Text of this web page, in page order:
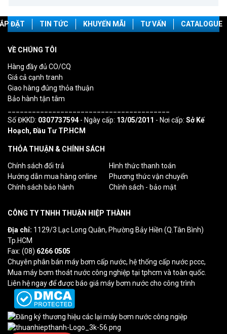
ĐẶT TIN TỨC KHUYẾN MÃI TƯ VẤN CATALOGUE
VỀ CHÚNG TÔI
Hàng đầy đủ CO/CQ
Giá cả cạnh tranh
Giao hàng đúng thỏa thuận
Bảo hành tận tâm
Số ĐKKD: 0307737594- Ngày cấp: 13/05/2011 - Nơi cấp: Sở Kế
Hoạch, Đầu Tư TP.HCM
THỎA THUẬN & CHÍNH SÁCH
Chính sách đổi trả
Hình thức thanh toán
Hướng dẫn mua hàng online
Phương thức vận chuyển
Chính sách bảo hành
Chính sách - bảo mật
CÔNG TY TNHH THUẬN HIỆP THÀNH
Địa chỉ: 1129/3 Lạc Long Quân, Phường Bảy Hiền (Q.Tân Bình)
Tp.HCM
Fax: (08) 6266 0505
Chuyên phân bán máy bơm cấp nước, hệ thống cấp nước pccc,
Mua máy bơm thoát nước công nghiệp tại tphcm và toàn quốc.
Liên hệ ngay để được báo giá máy bơm nước cho công trình